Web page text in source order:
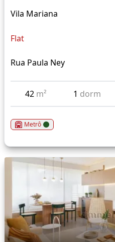
Vila Mariana
Flat
Rua Paula Ney
42 m² 1 dorm
Metrô